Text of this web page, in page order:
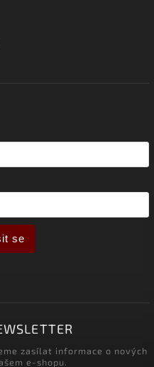
se
zasílat informace o nových
e-shopu.